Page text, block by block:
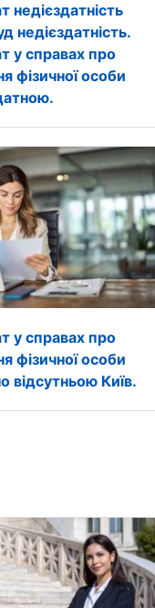
недієздатність
недієздатність.
у справах про
фізичної особи
у справах про
фізичної особи
відсутньою Київ.